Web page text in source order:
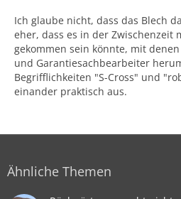
Ich glaube nicht, dass das Blech
eher, dass es in der Zwischenzeit
gekommen sein könnte, mit
und Garantiesachbearbeiter
Begrifflichkeiten "S-Cross" und
einander praktisch aus.
Ähnliche Themen